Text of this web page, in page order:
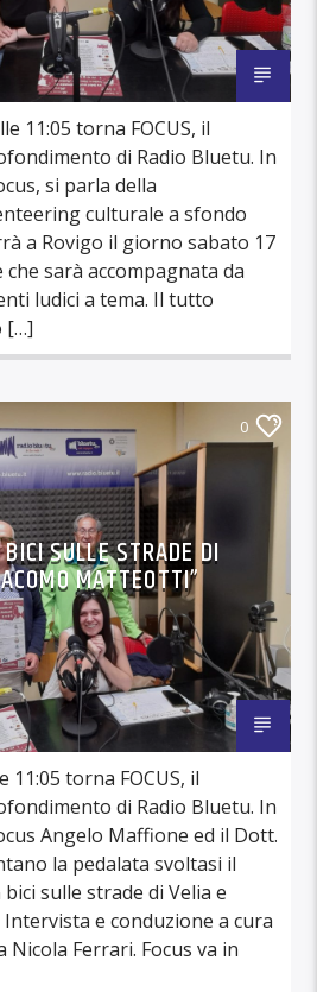
11:05 torna FOCUS, il
di Radio Bluetu. In
si parla della
culturale a sfondo
a Rovigo il giorno sabato 17
che sarà accompagnata da
ludici a tema. Il tutto
[…]
0
SULLE STRADE DI
MATTEOTTI”
11:05 torna FOCUS, il
di Radio Bluetu. In
Angelo Maffione ed il Dott.
la pedalata svoltasi il
sulle strade di Velia e
e conduzione a cura
Nicola Ferrari. Focus va in